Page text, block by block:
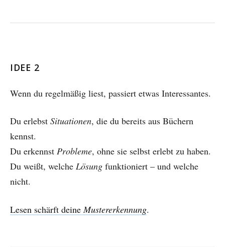
IDEE 2
Wenn du regelmäßig liest, passiert etwas Interessantes.
Du erlebst Situationen, die du bereits aus Büchern
kennst.
Du erkennst Probleme, ohne sie selbst erlebt zu haben.
Du weißt, welche Lösung funktioniert – und welche
nicht.
Lesen schärft deine Mustererkennung.